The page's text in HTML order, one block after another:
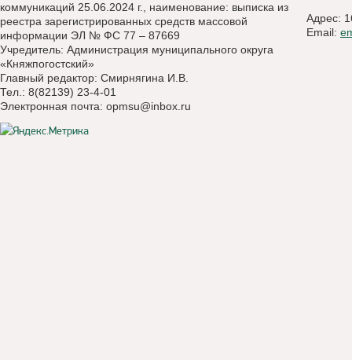
коммуникаций 25.06.2024 г., наименование: выписка из
реестра зарегистрированных средств массовой
информации ЭЛ № ФС 77 – 87669
Учредитель: Администрация муниципального округа
«Княжпогостский»
Главный редактор: Смирнягина И.В.
Тел.: 8(82139) 23-4-01
Электронная почта: opmsu@inbox.ru
Адрес:
Email: